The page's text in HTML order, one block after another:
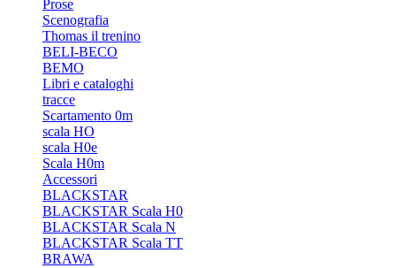
Prose
Scenografia
Thomas il trenino
BELI-BECO
BEMO
Libri e cataloghi
tracce
Scartamento 0m
scala HO
scala H0e
Scala H0m
Accessori
BLACKSTAR
BLACKSTAR Scala H0
BLACKSTAR Scala N
BLACKSTAR Scala TT
BRAWA